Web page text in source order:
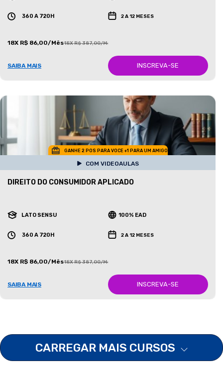
360 A 720H 2 A 12 MESES
18X R$ 86,00/Mês18X R$ 387,00/Mês
SAIBA MAIS INSCREVA-SE
GANHE 2 POS PARA VOCE +1 PARA UM AMIGO
COM VIDEOAULAS
DIREITO DO CONSUMIDOR APLICADO
LATO SENSU 100% EAD
360 A 720H 2 A 12 MESES
18X R$ 86,00/Mês18X R$ 387,00/Mês
SAIBA MAIS INSCREVA-SE
CARREGAR MAIS CURSOS